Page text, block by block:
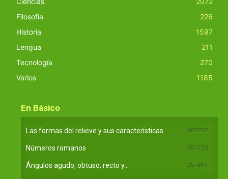
Filosofía
226
Historia
1597
Lengua
211
Tecnología
270
Varios
1185
En Básico
Las formas del relieve y sus características 402252
Números romanos 260228
Ángulos agudo, obtuso, recto y... 257661